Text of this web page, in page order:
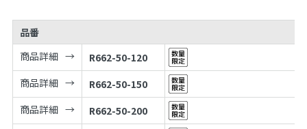
品番
商品詳細
R662-50-120
商品詳細
R662-50-150
商品詳細
R662-50-200